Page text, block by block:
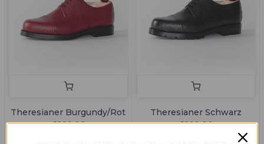
Theresianer Burgundy/Rot
€299,00
Theresianer Schwarz
€299,00